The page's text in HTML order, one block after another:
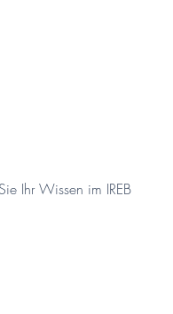
Ihr Wissen im IREB